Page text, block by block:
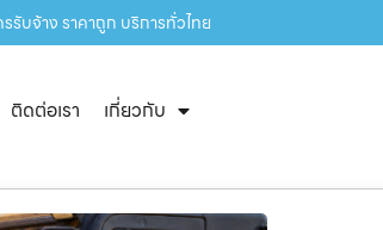
รับจ้าง ราคาถูก บริการทั่วไทย
ติดต่อเรา เกี่ยวกับ